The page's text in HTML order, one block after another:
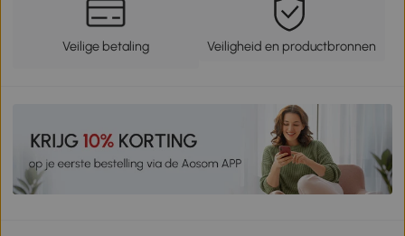
Veilige betaling Veiligheid en productbronnen